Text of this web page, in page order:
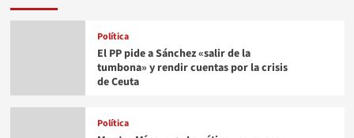
Política
El PP pide a Sánchez «salir de la
tumbona» y rendir cuentas por la crisis
de Ceuta
Política